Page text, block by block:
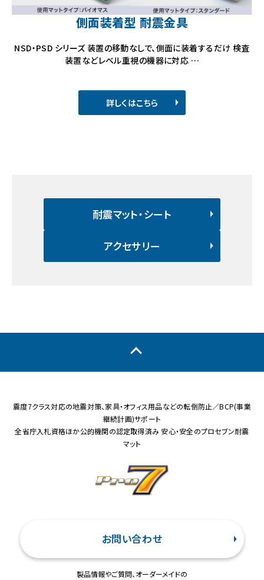
側面装着型 耐震金具
NSD・PSD シリーズ 装置の移動なしで、側面に装着するだけ 検査
装置などレベル重視の機器に対応 …
詳しくはこちら
耐震マット・シート
アクセサリー
震度7クラス対応の地震対策、家具・オフィス用品などの転倒防止／BCP(事業
継続計画)サポート
全省庁入札資格ほか公的機関の認定取得済み 安心・安全のプロセブン耐震
マット
お問い合わせ
製品情報やご質問、オーダーメイドの